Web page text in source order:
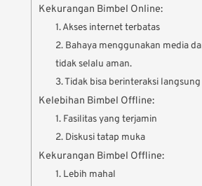
Kekurangan Bimbel Online:
1. Akses internet terbatas
2. Bahaya menggunakan media
tidak selalu aman.
3. Tidak bisa berinteraksi langsung
Kelebihan Bimbel Offline:
1. Fasilitas yang terjamin
2. Diskusi tatap muka
Kekurangan Bimbel Offline:
1. Lebih mahal